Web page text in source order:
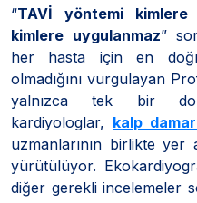
“TAVİ yöntemi kimlere
kimlere uygulanmaz”
her hasta için en
olmadığını vurgulayan
yalnızca tek bir
kardiyologlar, kalp
uzmanlarının birlikte yer
yürütülüyor.
diğer gerekli incelemeler